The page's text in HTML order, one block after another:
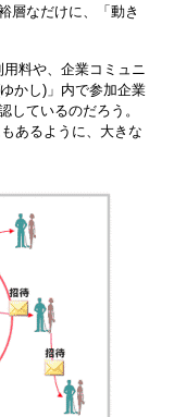
層なだけに、「動き
料や、企業コミュニ
かし)」内で参加企業
しているのだろう。
あるように、大きな